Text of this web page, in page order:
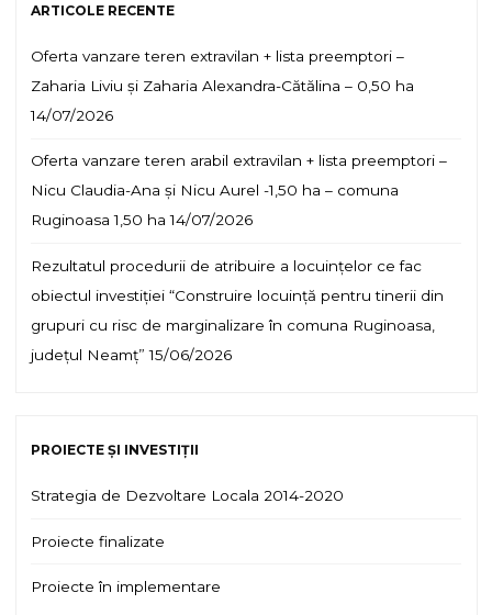
ARTICOLE RECENTE
Oferta vanzare teren extravilan + lista preemptori –
Zaharia Liviu și Zaharia Alexandra-Cătălina – 0,50 ha
14/07/2026
Oferta vanzare teren arabil extravilan + lista preemptori –
Nicu Claudia-Ana și Nicu Aurel -1,50 ha – comuna
Ruginoasa 1,50 ha 14/07/2026
Rezultatul procedurii de atribuire a locuințelor ce fac
obiectul investiției “Construire locuință pentru tinerii din
grupuri cu risc de marginalizare în comuna Ruginoasa,
județul Neamț” 15/06/2026
PROIECTE ȘI INVESTIȚII
Strategia de Dezvoltare Locala 2014-2020
Proiecte finalizate
Proiecte în implementare